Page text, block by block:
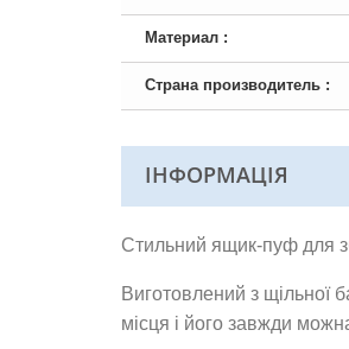
Материал :
Страна производитель :
ІНФОРМАЦІЯ
Стильний ящик-пуф для
Виготовлений з щільної
місця і його завжди